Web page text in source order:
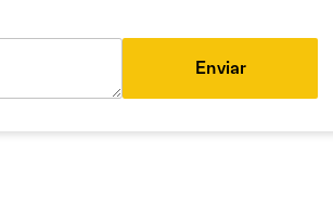
Enviar